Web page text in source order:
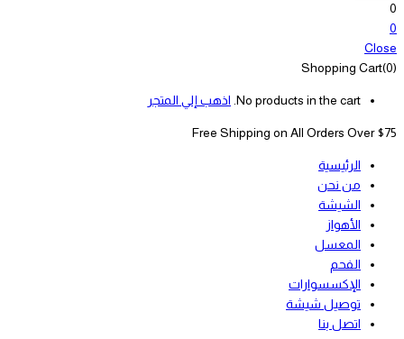
0
0
Close
Shopping Cart(0)
No products in the cart. اذهب إلي المتجر
Free Shipping on All Orders Over $75
الرئيسية
من نحن
الشيشة
الأهواز
المعسل
الفحم
الإكسسوارات
توصيل شيشة
اتصل بنا